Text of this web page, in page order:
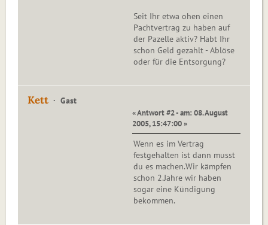
Seit Ihr etwa ohen einen
Pachtvertrag zu haben auf
der Pazelle aktiv? Habt Ihr
schon Geld gezahlt - Ablöse
oder für die Entsorgung?
Kett Gast
« Antwort #2 - am: 08. August
2005, 15:47:00 »
Wenn es im Vertrag
festgehalten ist dann musst
du es machen.Wir kämpfen
schon 2.Jahre wir haben
sogar eine Kündigung
bekommen.